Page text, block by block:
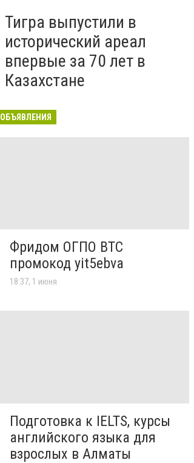
Тигра выпустили в
исторический ареал
впервые за 70 лет в
Казахстане
ОБЪЯВЛЕНИЯ
Фридом ОГПО ВТС
промокод yit5ebva
18:37, 1 июня
Подготовка к IELTS, курсы
английского языка для
взрослых в Алматы